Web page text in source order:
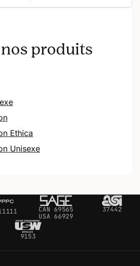
produits
Ethica
Unisexe
CAN 69565
USA 66929
37442
9153